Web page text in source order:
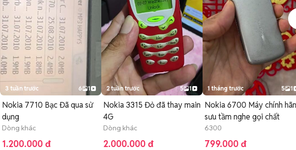
3 tuần trước 6 1
Nokia 7710 Bạc Đã qua sử
dụng
Dòng khác
1.200.000 đ
2 tuần trước 5 1
Nokia 3315 Đỏ đã thay main
4G
Dòng khác
2.000.000 đ
1 tháng trước 5 1
Nokia 6700 Máy chính
sưu tầm nghe gọi chất
6300
799.000 đ